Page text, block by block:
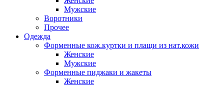
Мужские
Воротники
Прочее
Одежда
Форменные кож.куртки и плащи из нат.кожи
Женские
Мужские
Форменные пиджаки и жакеты
Женские